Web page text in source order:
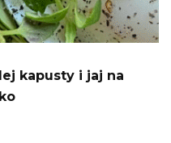
kapusty i jaj na